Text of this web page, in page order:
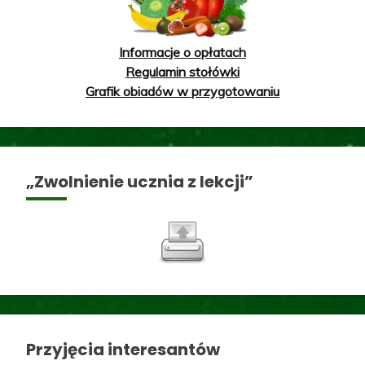
Informacje o opłatach
Regulamin stołówki
Grafik obiadów w przygotowaniu
„Zwolnienie ucznia z lekcji”
Przyjęcia interesantów